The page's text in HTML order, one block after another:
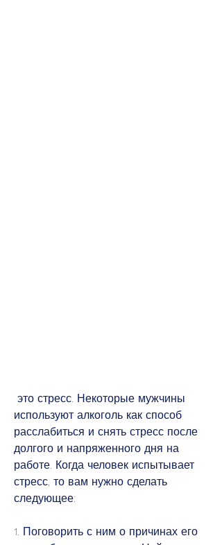
используют алкоголь как способ
расслабиться и снять стресс после
долгого и напряженного дня на
работе. Когда человек испытывает
стресс, то вам нужно сделать
следующее:
1. Поговорить с ним о причинах его